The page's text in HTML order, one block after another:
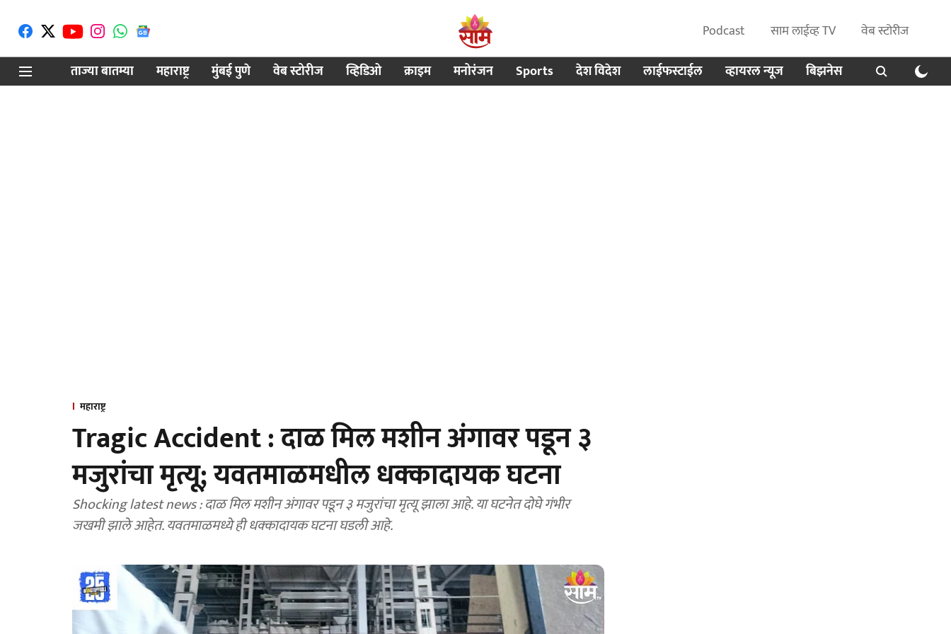
Podcast साम लाईव्ह TV
वेब स्टोरीज
ताज्या बातम्या
महाराष्ट्र मुंबई पुणे वेब स्टोरीज व्हिडिओ क्राइम मनोरंजन Sports देश विदेश लाईफस्टाईल व्हायरल न्यूज बिझनेस
महाराष्ट्र
Tragic Accident : दाळ मिल मशीन अंगावर पडून ३
मजुरांचा मृत्यू; यवतमाळमधील धक्कादायक घटना
Shocking latest news : दाळ मिल मशीन अंगावर पडून ३ मजुरांचा मृत्यू झाला आहे. या घटनेत दोघे गंभीर
जखमी झाले आहेत. यवतमाळमध्ये ही धक्कादायक घटना घडली आहे.